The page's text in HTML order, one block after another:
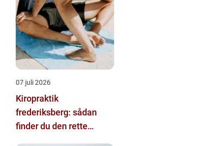
07 juli 2026
Kiropraktik
frederiksberg: sådan
finder du den rette